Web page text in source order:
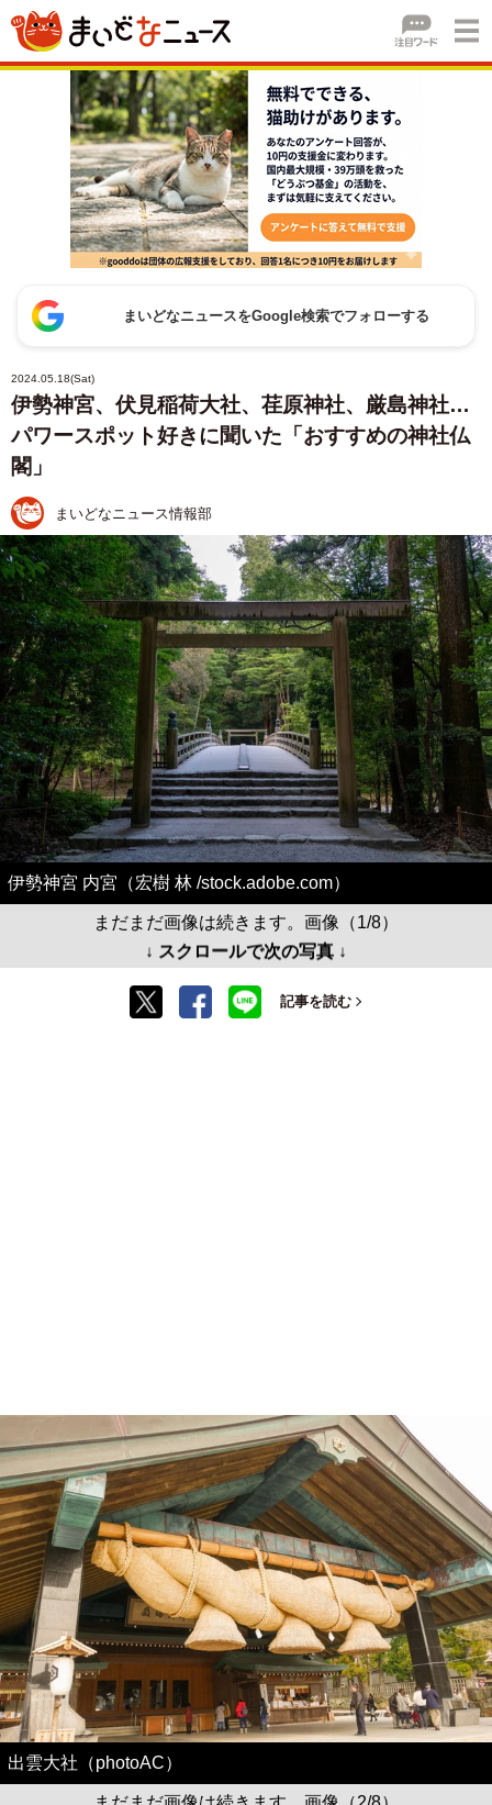
まいどなニュースをGoogle検索でフォローする
2024.05.18(Sat)
伊勢神宮、伏見稲荷大社、荏原神社、厳島神社…
パワースポット好きに聞いた「おすすめの神社仏
閣」
まいどなニュース情報部
伊勢神宮 内宮（宏樹 林 /stock.adobe.com）
まだまだ画像は続きます。画像（1/8）
↓ スクロールで次の写真 ↓
記事を読む
出雲大社（photoAC）